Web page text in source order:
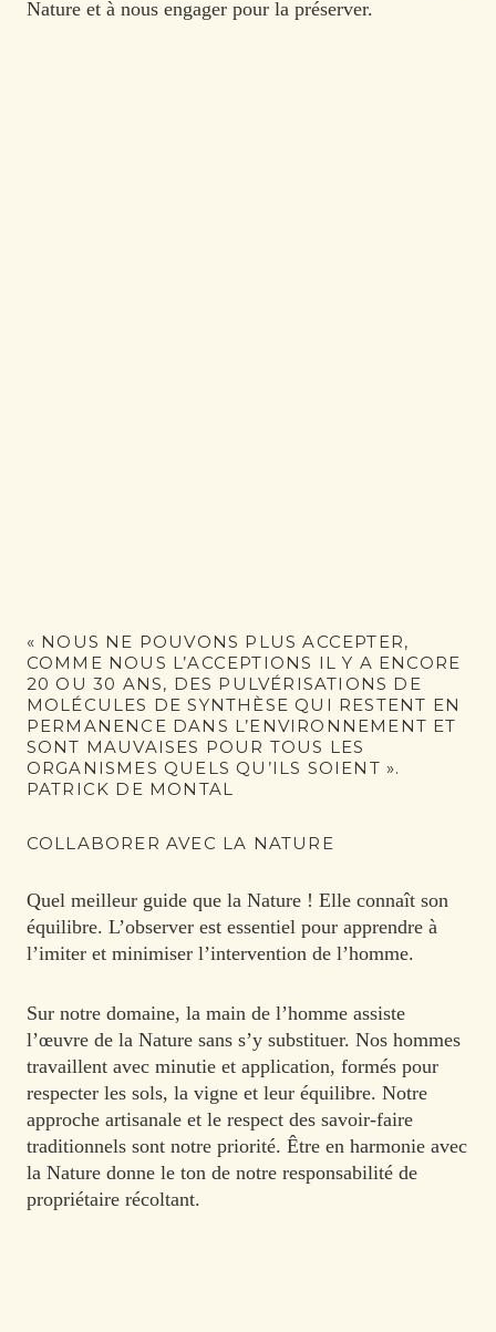
Nature et à nous engager pour la préserver.
« NOUS NE POUVONS PLUS ACCEPTER,
COMME NOUS L’ACCEPTIONS IL Y A ENCORE
20 OU 30 ANS, DES PULVÉRISATIONS DE
MOLÉCULES DE SYNTHÈSE QUI RESTENT EN
PERMANENCE DANS L’ENVIRONNEMENT ET
SONT MAUVAISES POUR TOUS LES
ORGANISMES QUELS QU’ILS SOIENT ».
PATRICK DE MONTAL
COLLABORER AVEC LA NATURE
Quel meilleur guide que la Nature ! Elle connaît son
équilibre. L’observer est essentiel pour apprendre à
l’imiter et minimiser l’intervention de l’homme.
Sur notre domaine, la main de l’homme assiste
l’œuvre de la Nature sans s’y substituer. Nos hommes
travaillent avec minutie et application, formés pour
respecter les sols, la vigne et leur équilibre. Notre
approche artisanale et le respect des savoir-faire
traditionnels sont notre priorité. Être en harmonie avec
la Nature donne le ton de notre responsabilité de
propriétaire récoltant.